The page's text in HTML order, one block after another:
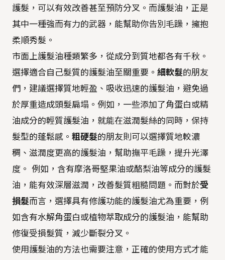
護髮，可以有效改善甚至預防分叉。而護髮油，正是
其中一種強而有力的武器，能幫助你告別毛躁，擁抱
柔順秀髮。
市面上護髮油種類繁多，從成分到質地都各有千秋。
選擇適合自己髮質的護髮油至關重要。 細軟髮的朋友
們，建議選擇質地輕盈、吸收迅速的護髮油，避免過
於厚重造成頭髮扁塌。例如，一些添加了角蛋白或精
油成分的輕質護髮油，就能在滋潤髮絲的同時，保持
髮型的蓬鬆感。 粗硬髮的朋友則可以選擇質地較濃
稠、滋潤度更高的護髮油，幫助撫平毛躁，提升光澤
度。 例如，含有摩洛哥堅果油或酪梨油等成分的護髮
油，能有效深層滋潤，改善髮質粗糙問題。而對於受
損髮而言，選擇具有修護功能的護髮油尤為重要，例
如含有水解角蛋白或植物萃取成分的護髮油，能幫助
修復受損髮質，減少斷裂分叉。
使用護髮油的方法也需要注意，正確的使用方式才能